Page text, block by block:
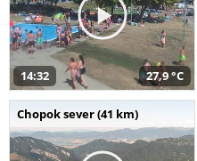
14:32 27,9 °C
Chopok sever (41 km)